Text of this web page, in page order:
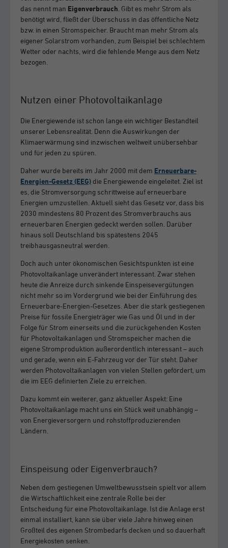
das nennt man Eigenverbrauch . Gibt es mehr Strom als
benötigt wird, fließt der Überschuss in das öffentliche Netz
bzw. in einen Stromspeicher. Braucht man mehr Strom als
eigener Solarstrom vorhanden, zum Beispiel bei schlechtem
Wetter oder nachts, wird die fehlende Menge aus dem Netz
bezogen.
Nutzen einer Photovoltaikanlage
Die Energiewende ist schon lange ein wichtiger Bestandteil
unserer Lebensrealität. Denn die Auswirkungen der
Klimaerwärmung sind inzwischen weltweit unübersehbar
und für jeden zu spüren.
Daher wurde bereits im Jahr 2000 mit dem Erneuerbare-
Energien-Gesetz (EEG) die Energiewende eingeleitet. Ziel ist
es, die Stromversorgung schrittweise auf erneuerbare
Energien umzustellen. Aktuell sieht das Gesetz vor, dass bis
2030 mindestens 80 Prozent des Stromverbrauchs aus
erneuerbaren Energien gedeckt werden sollen. Darüber
hinaus soll Deutschland bis spätestens 2045
treibhausgasneutral werden.
Doch auch unter ökonomischen Gesichtspunkten ist eine
Photovoltaikanlage unverändert interessant. Zwar stehen
heute die Anreize durch sinkende Einspeisevergütungen
nicht mehr so im Vordergrund wie bei der Einführung des
Erneuerbare-Energien-Gesetzes. Aber die stark gestiegenen
Preise für fossile Energieträger wie Gas und Öl und in der
Folge für Strom einerseits und die zurückgehenden Kosten
für Photovoltaikanlagen und Stromspeicher machen die
eigene Stromproduktion außerordentlich interessant – auch
und gerade, wenn ein E-Fahrzeug vor der Tür steht. Daher
werden Photovoltaikanlagen von vielen Stellen gefördert, um
die im EEG definierten Ziele zu erreichen.
Dazu kommt ein weiterer, ganz aktueller Aspekt: Eine
Photovoltaikanlage macht uns ein Stück weit unabhängig –
von Energieversorgern und rohstoffproduzierenden
Ländern.
Einspeisung oder Eigenverbrauch?
Neben dem gestiegenen Umweltbewusstsein spielt vor allem
die Wirtschaftlichkeit eine zentrale Rolle bei der
Entscheidung für eine Photovoltaikanlage. Ist die Anlage erst
einmal installiert, kann sie über viele Jahre hinweg einen
Großteil des eigenen Strombedarfs decken und so dauerhaft
Energiekosten senken.